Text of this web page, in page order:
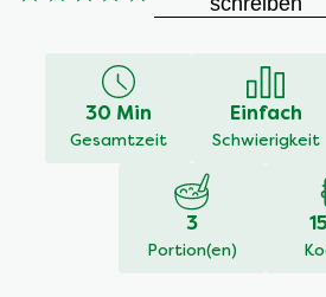
abgegeben30 Min
Gesamtzeit
Einfach
Schwierigkeit
3
Portion(en)